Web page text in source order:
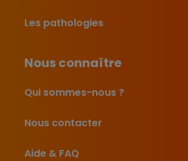
Les pathologies
Nous connaître
Qui sommes-nous ?
Nous contacter
Aide & FAQ